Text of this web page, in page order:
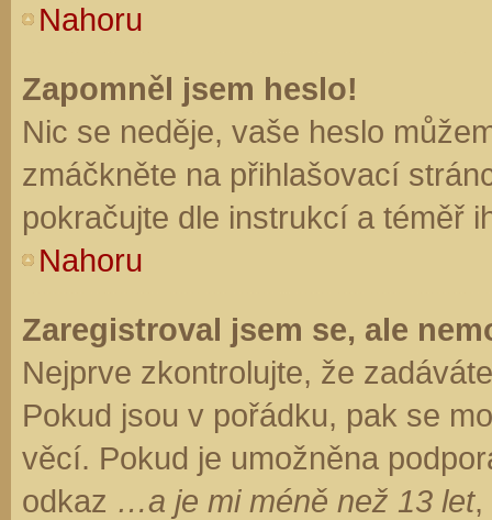
Nahoru
Zapomněl jsem heslo!
Nic se neděje, vaše heslo
zmáčkněte na přihlašovací
pokračujte dle instrukcí a téměř
Nahoru
Zaregistroval jsem se, ale
Nejprve zkontrolujte, že
Pokud jsou v pořádku, pak se
věcí. Pokud je umožněna
odkaz …a je mi méně než 13 let,